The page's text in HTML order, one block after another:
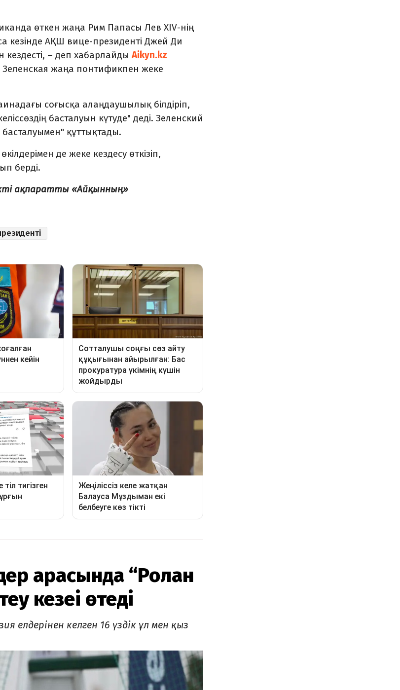
өткен жаңа Рим Папасы Лев XIV-нің
кезінде АҚШ вице-президенті Джей Ди
кездесті, – деп хабарлайдыАikyn.kz
Зеленская жаңа понтификпен жеке
соғысқа алаңдаушылық білдіріп,
басталуын күтуде" деді. Зеленский
басталуымен" құттықтады.
өкілдерімен де жеке кездесу өткізіп,
берді.
ақпаратты «Айқынның»
арасында “Ролан
кезеңі өтеді
елдерінен келген 16 үздік ұл мен қыз